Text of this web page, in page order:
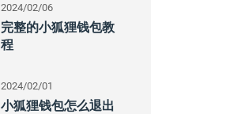
2024/02/06
完整的小狐狸钱包教
程
2024/02/01
小狐狸钱包怎么退出